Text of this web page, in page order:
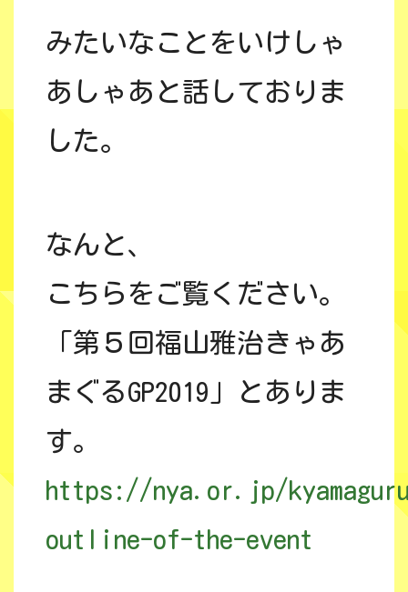
みたいなことをいけしゃ
あしゃあと話しておりま
した。
なんと、
こちらをご覧ください。
「第５回福山雅治きゃあ
まぐるGP2019」とありま
す。
https://nya.or.jp/
outline-of-the-event